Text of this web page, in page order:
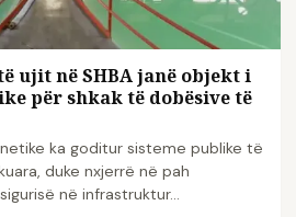
ujit në SHBA janë objekt i
për shkak të dobësive të
ka goditur sisteme publike të
duke nxjerrë në pah
në infrastruktur...